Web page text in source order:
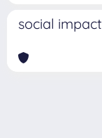
social impact